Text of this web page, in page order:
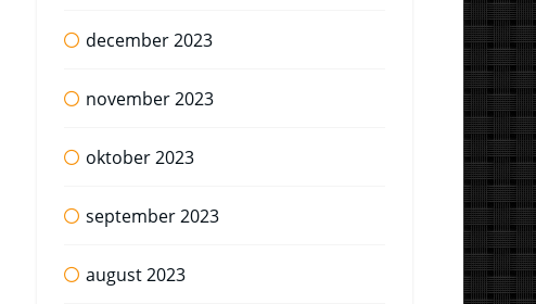
december 2023
november 2023
oktober 2023
september 2023
august 2023